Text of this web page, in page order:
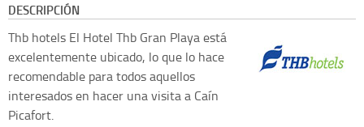
DESCRIPCIÓN
Thb hotels El Hotel Thb Gran Playa está
excelentemente ubicado, lo que lo hace
recomendable para todos aquellos
interesados en hacer una visita a Caín
Picafort.